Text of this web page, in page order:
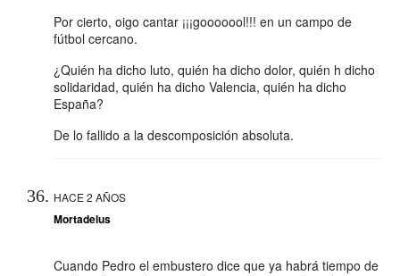
Por cierto, oigo cantar ¡¡¡gooooool!!! en un campo de
fútbol cercano.
¿Quién ha dicho luto, quién ha dicho dolor, quién h dicho
solidaridad, quién ha dicho Valencia, quién ha dicho
España?
De lo fallido a la descomposición absoluta.
HACE 2 AÑOS
Mortadelus
Cuando Pedro el embustero dice que ya habrá tiempo de